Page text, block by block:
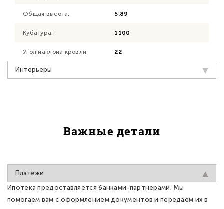
Общая высота: 5.89
Кубатура: 1100
Угол наклона кровли: 22
Интерьеры
Важные детали
Платежи
Ипотека предоставляется банками-партнерами. Мы
помогаем вам с оформлением документов и передаем их в